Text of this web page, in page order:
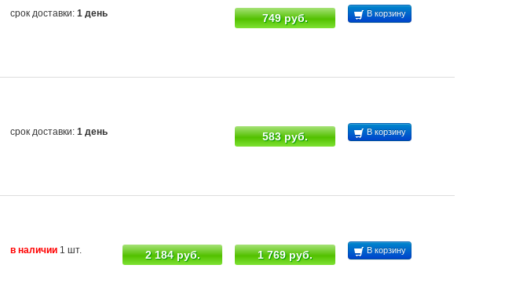
срок доставки: 1 день 749 руб. В корзину
срок доставки: 1 день 583 руб. В корзину
в наличии 1 шт. 2 184 руб. 1 769 руб. В корзину